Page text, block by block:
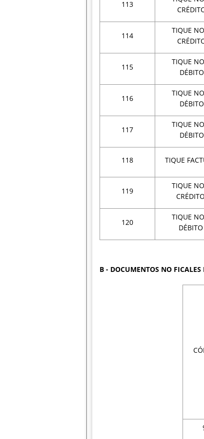
113
114
TIQUE
115
TIQUE
116
TIQUE
117
TIQUE
118 TIQUE
119
TIQUE
120
TIQUE
B - DOCUMENTOS NO